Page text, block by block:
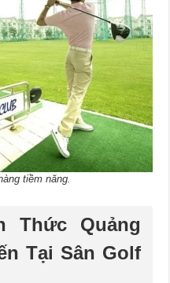
tiềm năng.
Thức Quảng
Tại Sân Golf